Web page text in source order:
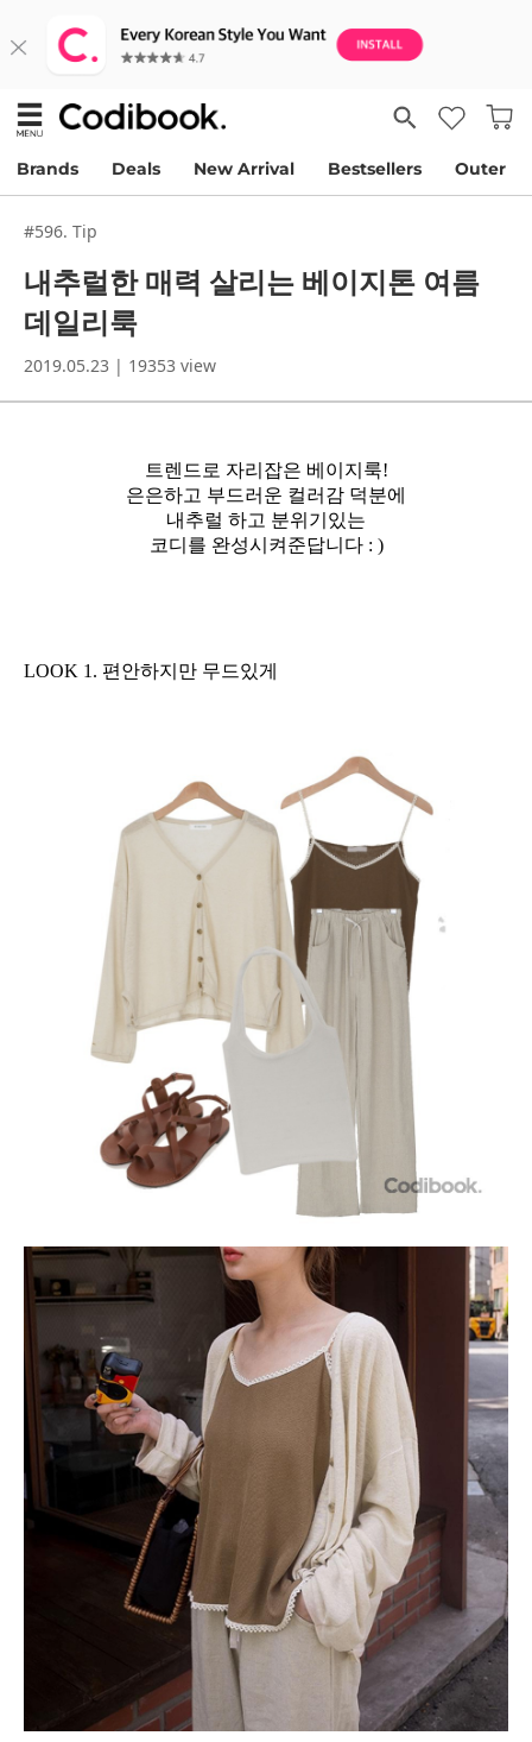
Brands Deals New Arrival Bestsellers Outer
#596. Tip
내추럴한 매력 살리는 베이지톤 여름
데일리룩
2019.05.23 | 19353 view
트렌드로 자리잡은 베이지룩!
은은하고 부드러운 컬러감 덕분에
내추럴 하고 분위기있는
코디를 완성시켜준답니다 : )
LOOK 1. 편안하지만 무드있게